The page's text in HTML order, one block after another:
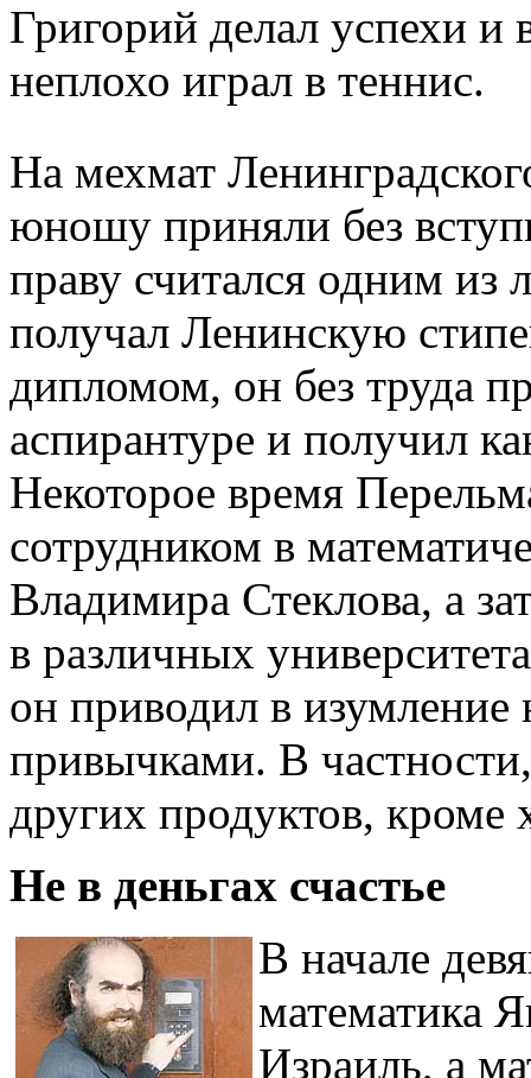
Григорий делал успехи и
неплохо играл в теннис.
На мехмат
юношу приняли без
праву считался одним из
получал Ленинскую
дипломом, он без труда
аспирантуре и получил
Некоторое время
сотрудником в
Владимира Стеклова, а
в различных
он приводил в
привычками. В
других продуктов, кроме
Не в деньгах счастье
В начале
математика
Израиль, а